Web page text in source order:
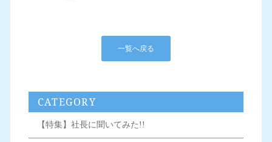
一覧へ戻る
CATEGORY
【特集】社長に聞いてみた!!